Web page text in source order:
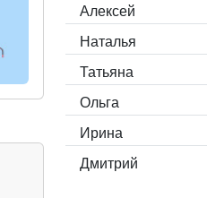
Алексей
Наталья
Татьяна
Ольга
Ирина
Дмитрий